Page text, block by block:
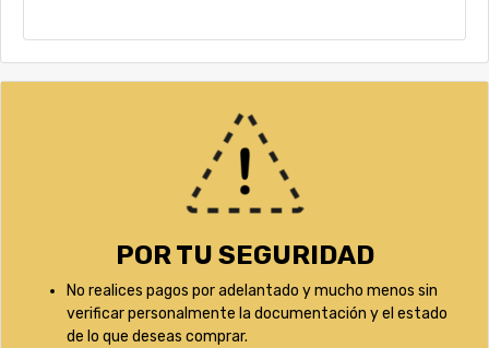
POR TU SEGURIDAD
No realices pagos por adelantado y mucho menos sin
verificar personalmente la documentación y el estado
de lo que deseas comprar.